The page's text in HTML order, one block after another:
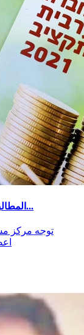
المطالبة بحقنا من الميزانية يتطلب الحشد الشعبي الى...
توجه مركز